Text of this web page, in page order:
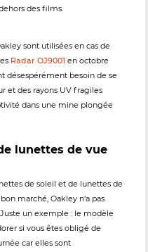
des films.
sont utilisées en cas de
Radar OJ9001 en octobre
désespérément besoin de se
et des rayons UV fragiles
dans une mine plongée
lunettes de vue
de soleil et de lunettes de
marché, Oakley n‘a pas
un exemple : le modèle
si vous êtes obligé de
car elles sont